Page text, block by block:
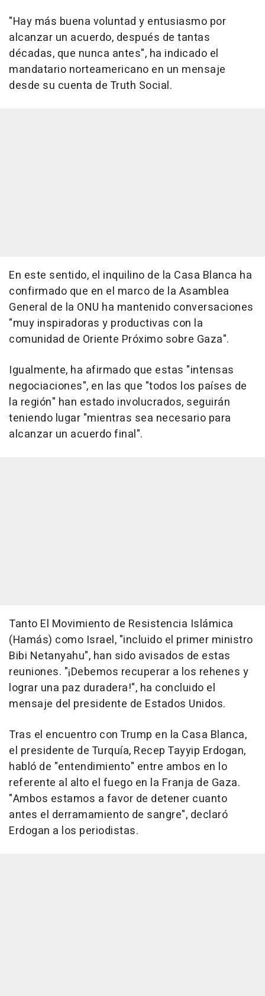
"Hay más buena voluntad y entusiasmo por
alcanzar un acuerdo, después de tantas
décadas, que nunca antes", ha indicado el
mandatario norteamericano en un mensaje
desde su cuenta de Truth Social.
En este sentido, el inquilino de la Casa Blanca ha
confirmado que en el marco de la Asamblea
General de la ONU ha mantenido conversaciones
"muy inspiradoras y productivas con la
comunidad de Oriente Próximo sobre Gaza".
Igualmente, ha afirmado que estas "intensas
negociaciones", en las que "todos los países de
la región" han estado involucrados, seguirán
teniendo lugar "mientras sea necesario para
alcanzar un acuerdo final".
Tanto El Movimiento de Resistencia Islámica
(Hamás) como Israel, "incluido el primer ministro
Bibi Netanyahu", han sido avisados de estas
reuniones. "¡Debemos recuperar a los rehenes y
lograr una paz duradera!", ha concluido el
mensaje del presidente de Estados Unidos.
Tras el encuentro con Trump en la Casa Blanca,
el presidente de Turquía, Recep Tayyip Erdogan,
habló de "entendimiento" entre ambos en lo
referente al alto el fuego en la Franja de Gaza.
"Ambos estamos a favor de detener cuanto
antes el derramamiento de sangre", declaró
Erdogan a los periodistas.